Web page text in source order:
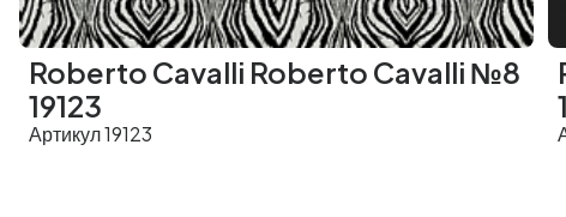
Roberto Cavalli Roberto Cavalli №8
19123
Артикул 19123